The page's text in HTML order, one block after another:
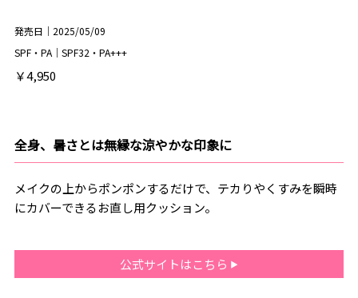
発売日｜2025/05/09
SPF・PA｜SPF32・PA+++
￥4,950
全身、暑さとは無縁な涼やかな印象に
メイクの上からポンポンするだけで、テカりやくすみを瞬時
にカバーできるお直し用クッション。
公式サイトはこちら